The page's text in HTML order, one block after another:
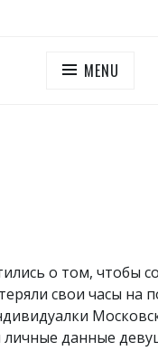
MENU
о том, чтобы
свои часы на
личные данные